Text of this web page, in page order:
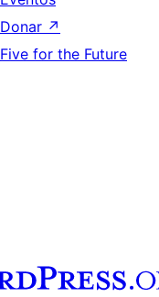
Donar ↗
Five for the Future